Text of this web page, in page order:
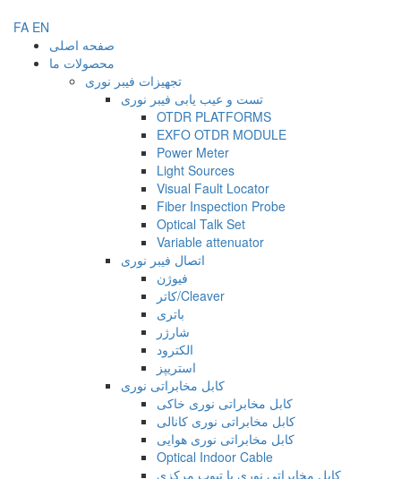
FA EN
صفحه اصلی
محصولات ما
تجهیزات فیبر نوری
تست و عیب یابی فیبر نوری
OTDR PLATFORMS
EXFO OTDR MODULE
Power Meter
Light Sources
Visual Fault Locator
Fiber Inspection Probe
Optical Talk Set
Variable attenuator
اتصال فیبر نوری
فیوژن
کاتر/Cleaver
باتری
شارژر
الکترود
استریپز
کابل مخابراتی نوری
کابل مخابراتی نوری خاکی
کابل مخابراتی نوری کانالی
کابل مخابراتی نوری هوایی
Optical Indoor Cable
کابل مخابراتی نوری با تیوپ مرکزی